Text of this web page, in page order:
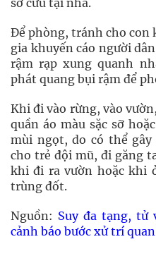
Để phòng, tránh cho con
gia khuyến cáo người
rậm rạp xung quanh
phát quang bụi rậm để
Khi đi vào rừng, vào
quần áo màu sặc sỡ
mùi ngọt, do có thể
cho trẻ đội mũ, đi găng
khi đi ra vườn hoặc khi
trùng đốt.
Nguồn: Suy đa tạng, tử
cảnh báo bước xử trí